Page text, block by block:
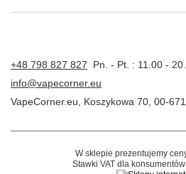
+48 798 827 827
Pn. - Pt. : 11.00 -
info@vapecorner.eu
VapeCorner.eu
Koszykowa 70 00-671
W sklepie prezentujemy
Stawki VAT dla